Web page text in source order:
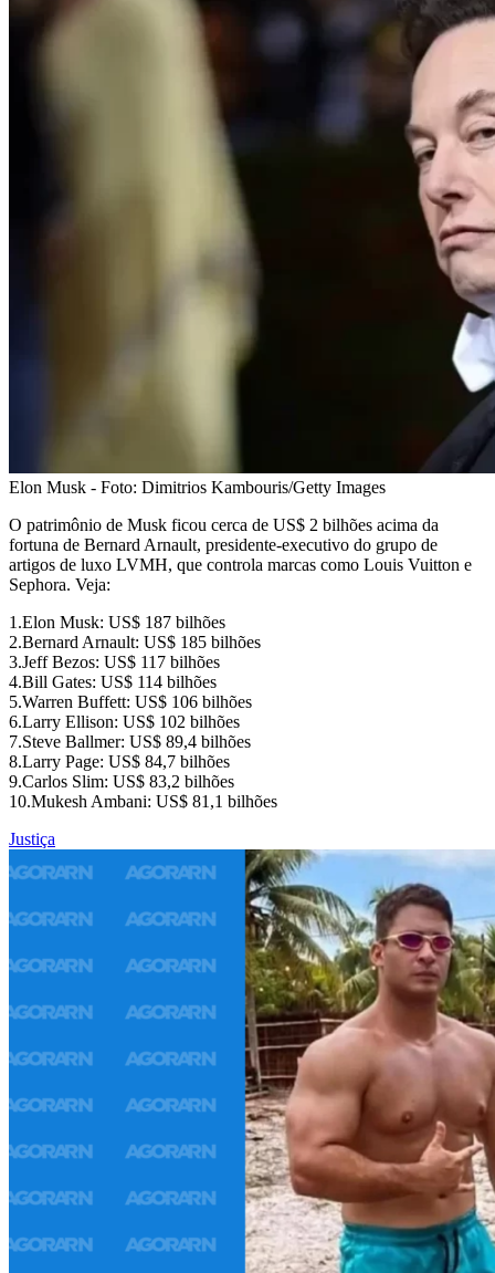
Elon Musk - Foto: Dimitrios Kambouris/Getty Images
O patrimônio de Musk ficou cerca de US$ 2 bilhões acima da
fortuna de Bernard Arnault, presidente-executivo do grupo de
artigos de luxo LVMH, que controla marcas como Louis Vuitton e
Sephora. Veja:
1.Elon Musk: US$ 187 bilhões
2.Bernard Arnault: US$ 185 bilhões
3.Jeff Bezos: US$ 117 bilhões
4.Bill Gates: US$ 114 bilhões
5.Warren Buffett: US$ 106 bilhões
6.Larry Ellison: US$ 102 bilhões
7.Steve Ballmer: US$ 89,4 bilhões
8.Larry Page: US$ 84,7 bilhões
9.Carlos Slim: US$ 83,2 bilhões
10.Mukesh Ambani: US$ 81,1 bilhões
Justiça